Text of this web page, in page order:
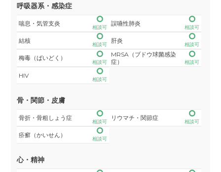
呼吸器系・感染症
喘息・気管支炎
相談可
誤嚥性肺炎
相談可
結核
相談可
肝炎
相談可
梅毒（ばいどく）
相談可
MRSA（ブドウ球菌感染
症）
相談可
HIV
相談可
骨・関節・皮膚
骨折・骨粗しょう症
相談可
リウマチ・関節症
相談可
疥癬（かいせん）
相談可
心・精神